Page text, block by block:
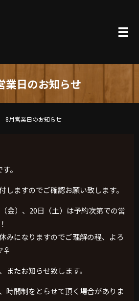
業日のお知らせ
8月営業日のお知らせ
。
しますのでご確認お願い致します。
金）、20日（土）は予約次第での営
みになりますのでご理解の程、よろ
またお知らせ致します。
時間制をとらせて頂く場合がありま